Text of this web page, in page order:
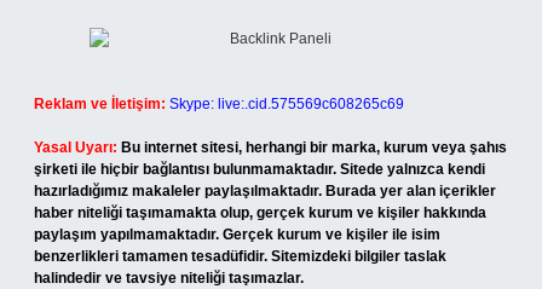
Reklam ve İletişim: Skype: live:.cid.575569c608265c69
Yasal Uyarı: Bu internet sitesi, herhangi bir marka, kurum veya şahıs
şirketi ile hiçbir bağlantısı bulunmamaktadır. Sitede yalnızca kendi
hazırladığımız makaleler paylaşılmaktadır. Burada yer alan içerikler
haber niteliği taşımamakta olup, gerçek kurum ve kişiler hakkında
paylaşım yapılmamaktadır. Gerçek kurum ve kişiler ile isim
benzerlikleri tamamen tesadüfidir. Sitemizdeki bilgiler taslak
halindedir ve tavsiye niteliği taşımazlar.